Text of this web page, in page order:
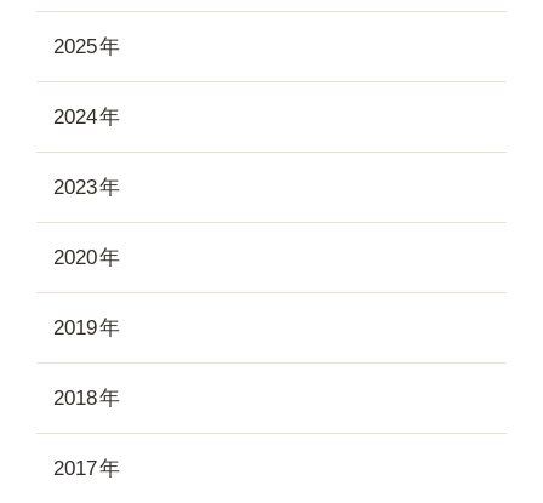
2025
2024
2023
2020
2019
2018
2017